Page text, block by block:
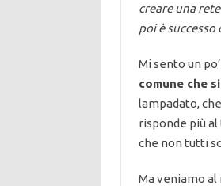
creare una
poi è
Mi sento un
comune che
lampadato,
risponde più
che non tutti
Ma veniamo al